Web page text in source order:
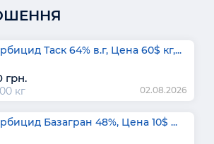
Таск 64% в.г, Цена 60$ кг,...
грн.
кг 02.08.2026
Базагран 48%, Цена 10$ ...